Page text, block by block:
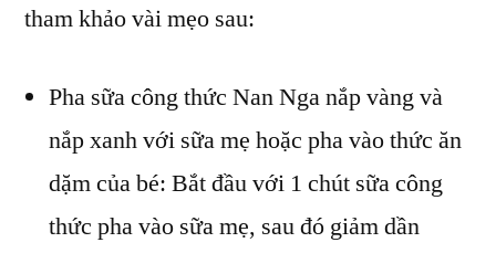
tham khảo vài mẹo sau:
Pha sữa công thức Nan Nga nắp vàng và
nắp xanh với sữa mẹ hoặc pha vào thức ăn
dặm của bé: Bắt đầu với 1 chút sữa công
thức pha vào sữa mẹ, sau đó giảm dần